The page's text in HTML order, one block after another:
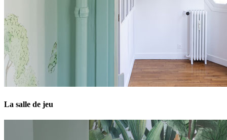
La salle de jeu